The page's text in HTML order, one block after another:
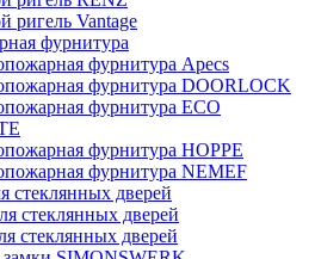
ригель Vantage
фурнитура
фурнитура Apecs
фурнитура DOORLOCK
фурнитура ECO
фурнитура HOPPE
фурнитура NEMEF
стеклянных дверей
стеклянных дверей
стеклянных дверей